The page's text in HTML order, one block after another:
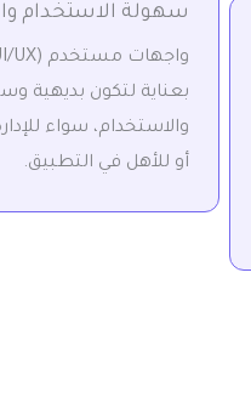
سهولة الاستخدام
بعناية لتكون بديهية
والاستخدام، سواء
أو للأهل في التطبيق.